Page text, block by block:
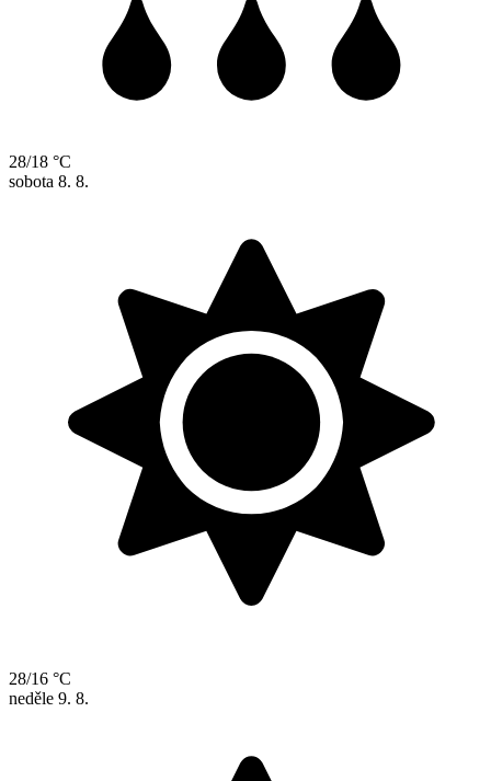
28/18 °C
sobota 8. 8.
28/16 °C
neděle 9. 8.